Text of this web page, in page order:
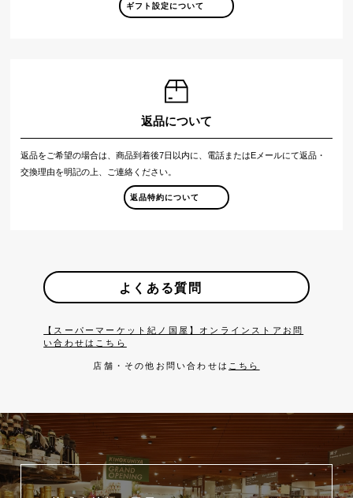
ギフト設定について
返品について
返品をご希望の場合は、商品到着後7日以内に、電話またはEメールにて返品・
交換理由を明記の上、ご連絡ください。
返品特約について
よくある質問
【スーパーマーケット紀ノ国屋】オンラインストアお問
い合わせはこちら
店舗・その他お問い合わせは こちら